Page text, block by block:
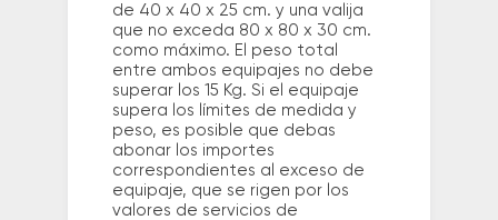
de 40 x 40 x 25 cm. y una valija
que no exceda 80 x 80 x 30 cm.
como máximo. El peso total
entre ambos equipajes no debe
superar los 15 Kg. Si el equipaje
supera los límites de medida y
peso, es posible que debas
abonar los importes
correspondientes al exceso de
equipaje, que se rigen por los
valores de servicios de